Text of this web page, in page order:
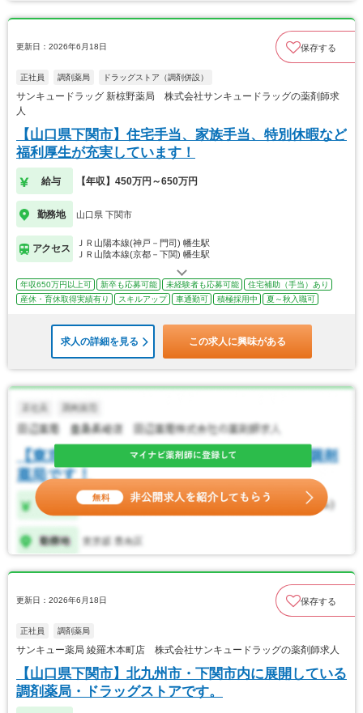
更新日：2026年6月18日 保存する
正社員 調剤薬局 ドラッグストア（調剤併設）
サンキュードラッグ 新椋野薬局 株式会社サンキュードラッグの薬剤師求
人
【山口県下関市】住宅手当、家族手当、特別休暇など
福利厚生が充実しています！
給与 【年収】450万円～650万円
勤務地 山口県 下関市
アクセス
ＪＲ山陽本線(神戸－門司) 幡生駅
ＪＲ山陰本線(京都－下関) 幡生駅
年収650万円以上可 新卒も応募可能 未経験者も応募可能
住宅補助（手当）あり
産休・育休取得実績有り
スキルアップ 車通勤可 積極採用中 夏～秋入職可
求人の詳細を見る この求人に興味がある
更新日：2026年6月18日 保存する
正社員 調剤薬局
サンキュー薬局 綾羅木本町店 株式会社サンキュードラッグの薬剤師求人
【山口県下関市】北九州市・下関市内に展開している
調剤薬局・ドラッグストアです。